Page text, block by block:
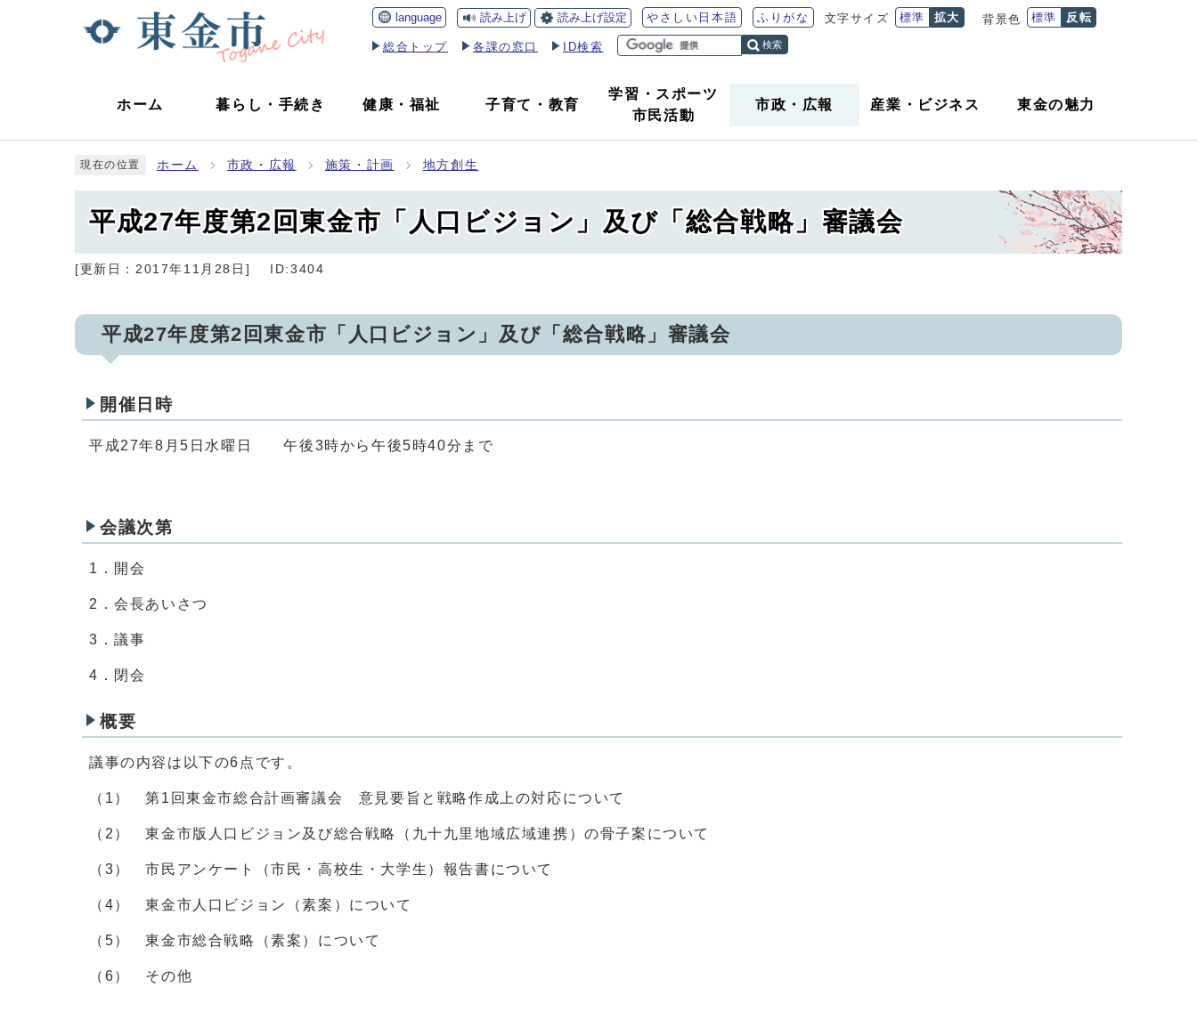
language 読み上げ 読み上げ設定 やさしい日本語 ふりがな 文字サイズ 標準 拡大 背景色 標準 反転
総合トップ 各課の窓口 ID検索 検索
ホーム 暮らし ・ 手続き 健康 ・福祉 子育て ・ 教育
学習・スポーツ
市民活動
市政 ・ 広報 産業 ・ ビジネス 東金の魅力
現在の位置 ホーム 市政・広報 施策・計画 地方創生
平成27年度第2回東金市「人口ビジョン」及び「総合戦略」審議会
[更新日： 2017年11月28日 ] ID:3404
平成27年度第2回東金市「人口ビジョン」及び「総合戦略」審議会
開催日時
平成27年8月5日水曜日 午後3時から午後5時40分まで
会議次第
1．開会
2．会長あいさつ
3．議事
4．閉会
概要
議事の内容は以下の6点です。
（1） 第1回東金市総合計画審議会 意見要旨と戦略作成上の対応について
（2） 東金市版人口ビジョン及び総合戦略（九十九里地域広域連携）の骨子案について
（3） 市民アンケート（市民・高校生・大学生）報告書について
（4） 東金市人口ビジョン（素案）について
（5） 東金市総合戦略（素案）について
（6） その他